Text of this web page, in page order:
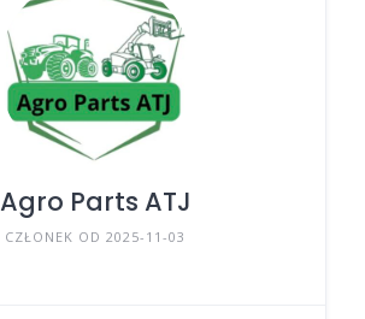
Agro Parts ATJ
CZŁONEK OD 2025-11-03